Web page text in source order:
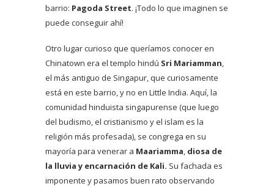
barrio: Pagoda Street. ¡Todo lo que imaginen se
puede conseguir ahí!
Otro lugar curioso que queríamos conocer en
Chinatown era el templo hindú Sri Mariamman,
el más antiguo de Singapur, que curiosamente
está en este barrio, y no en Little India. Aquí, la
comunidad hinduista singapurense (que luego
del budismo, el cristianismo y el islam es la
religión más profesada), se congrega en su
mayoría para venerar a Maariamma, diosa de
la lluvia y encarnación de Kali. Su fachada es
imponente y pasamos buen rato observando